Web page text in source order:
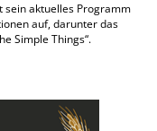
sein aktuelles Programm
auf, darunter das
Simple Things“.